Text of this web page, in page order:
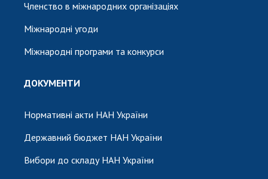
Членство в міжнародних організаціях
Міжнародні угоди
Міжнародні програми та конкурси
ДОКУМЕНТИ
Нормативні акти НАН України
Державний бюджет НАН України
Вибори до складу НАН України